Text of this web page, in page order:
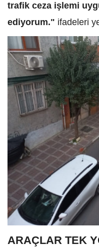
trafik ceza işlemi
ediyorum." ifadeleri
ARAÇLAR TEK